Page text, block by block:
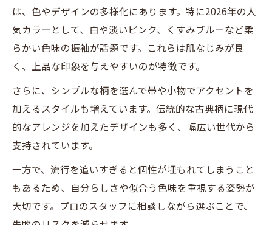
は、色やデザインの多様化にあります。特に2026年の人
気カラーとして、白や淡いピンク、くすみブルーなど柔
らかい色味の振袖が話題です。これらは肌なじみが良
く、上品な印象を与えやすいのが特徴です。
さらに、シンプルな柄を選んで帯や小物でアクセントを
加えるスタイルも増えています。伝統的な古典柄に現代
的なアレンジを加えたデザインも多く、幅広い世代から
支持されています。
一方で、流行を追いすぎると個性が埋もれてしまうこと
もあるため、自分らしさや似合う色味を重視する姿勢が
大切です。プロのスタッフに相談しながら選ぶことで、